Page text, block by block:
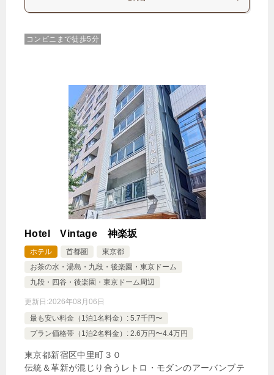
コンビニまで徒歩5分
Hotel Vintage 神楽坂
ホテル 首都圏
東京都
お茶の水・湯島・九段・後楽園・東京ドーム
九段・四谷・後楽園・東京ドーム周辺
更新日:2026年08月06日
最も安い料金（1泊1名料金）: 5.7千円〜
プラン価格帯（1泊2名料金）: 2.6万円〜4.4万円
東京都新宿区中里町３０
伝統＆革新が混じり合うレトロ・モダンのアーバンブテ